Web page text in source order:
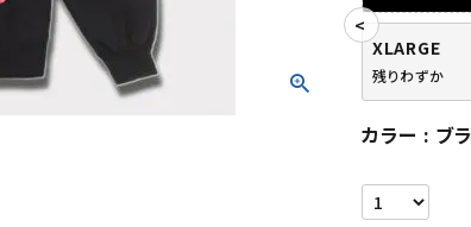
XLARGE
残りわずか
カラー ブ